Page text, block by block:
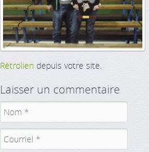
Rétrolien depuis votre site.
Laisser un commentaire